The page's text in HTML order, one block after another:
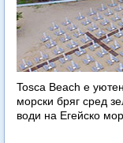
Tosca Beach е
морски бряг сред
води на Егейско